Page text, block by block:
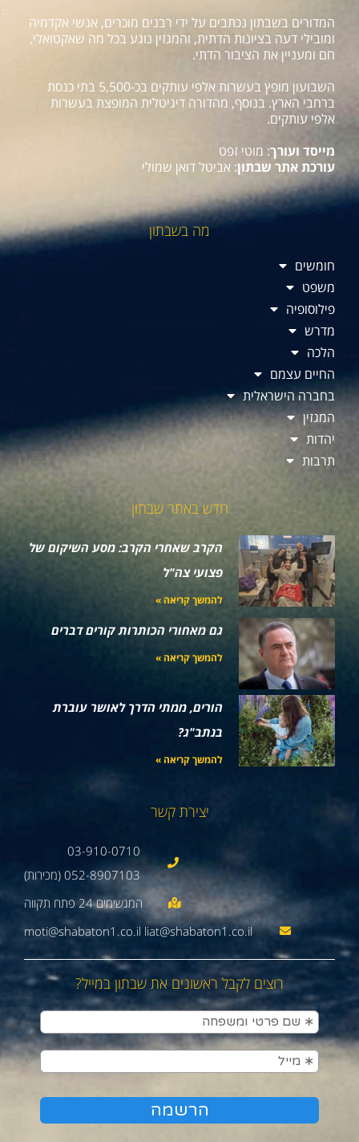
המדורים בשבתון נכתבים על ידי רבנים מוכרים, אנשי אקדמיה
ומובילי דעה בציונות הדתית, והמגזין נוגע בכל מה שאקטואלי,
חם ומעניין את הציבור הדתי.
השבועון מופץ בעשרות אלפי עותקים בכ-5,500 בתי כנסת
ברחבי הארץ. בנוסף, מהדורה דיגיטלית המופצת בעשרות
אלפי עותקים.
מייסד ועורך: מוטי זפט
עורכת אתר שבתון: אביטל דואן שמולי
מה בשבתון
חומשים
משפט
פילוסופיה
מדרש
הלכה
החיים עצמם
בחברה הישראלית
המגזין
יהדות
תרבות
חדש באתר שבתון
הקרב שאחרי הקרב: מסע השיקום של
פצועי צה"ל
להמשך קריאה »
גם מאחורי הכותרות קורים דברים
להמשך קריאה »
הורים, ממתי הדרך לאושר עוברת
בנתב"ג?
להמשך קריאה »
יצירת קשר
03-910-0710
052-8907103 (מכירות)
moti@shabaton1.co.il liat@shabaton1.co.il
רוצים לקבל ראשונים את שבתון במייל?